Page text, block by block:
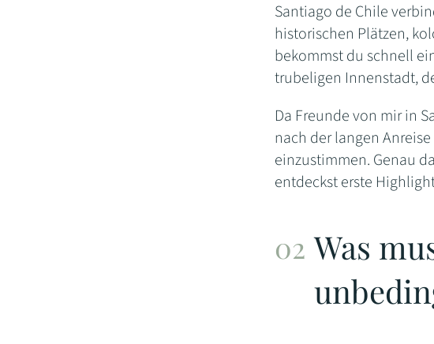
Santiago de Chile
historischen Plätzen,
bekommst du schnell
trubeligen Innenstadt,
Da Freunde von mir in
nach der langen
einzustimmen. Genau
entdeckst erste
Was